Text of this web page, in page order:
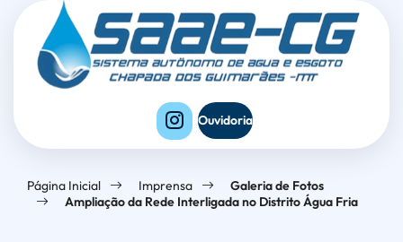
Seção
de
atalhos
de
para
conteúdo
Ir
Seção
do
menu
principal
Ouvidoria
Página Inicial Imprensa
Galeria de Fotos
Ampliação da Rede Interligada no Distrito Água Fria